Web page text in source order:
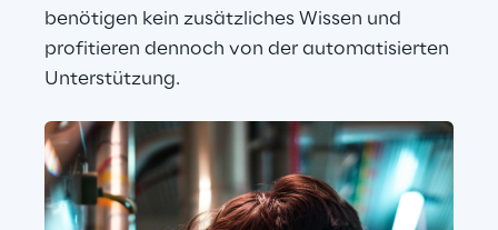
benötigen kein zusätzliches Wissen und
profitieren dennoch von der automatisierten
Unterstützung.